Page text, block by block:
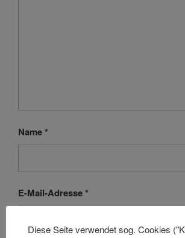
Name*
E-Mail-Adresse*
Diese Seite verwendet sog. Cookies